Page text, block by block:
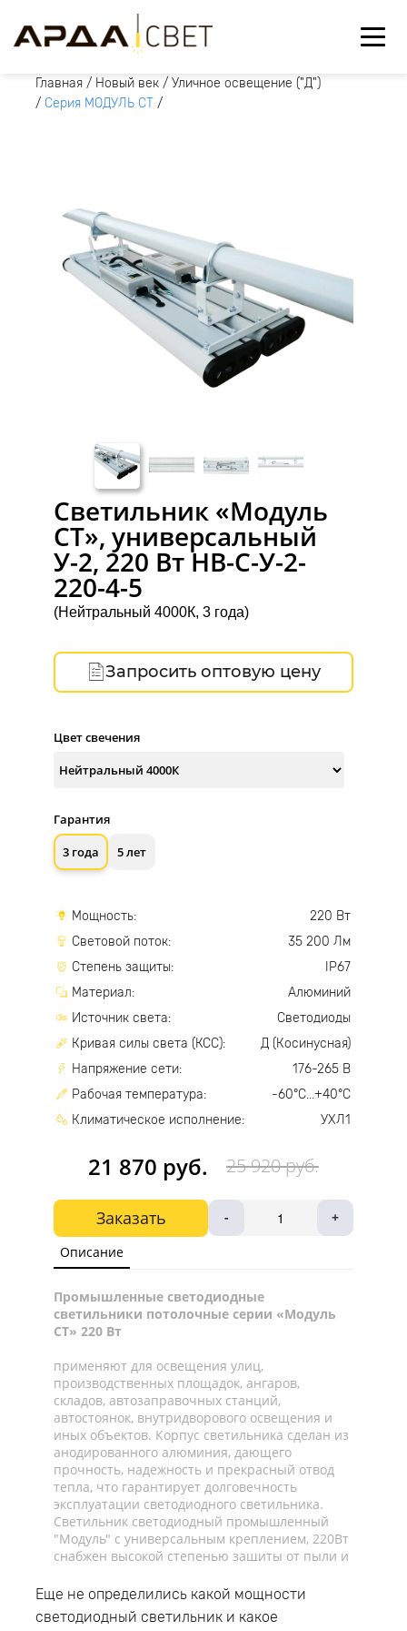
Главная / Новый век / Уличное освещение ("Д")
/ Серия МОДУЛЬ СТ /
Светильник «Модуль
СТ», универсальный
У-2, 220 Вт НВ-C-У-2-
220-4-5
(Нейтральный 4000К, 3 года)
21 870 руб. 25 920 руб.
Заказать - +
Запросить оптовую цену
Цвет свечения
Гарантия
3 года
5 лет
Мощность:
220 Вт
Световой поток:
35 200 Лм
Степень защиты:
IP67
Материал:
Алюминий
Источник света:
Светодиоды
Кривая силы света (КСС):
Д (Косинусная)
Напряжение сети:
176-265 В
Рабочая температура:
-60°С...+40°С
Климатическое исполнение:
УХЛ1
Описание
Промышленные светодиодные
светильники потолочные серии «Модуль
СТ» 220 Вт
применяют для освещения улиц,
производственных площадок, ангаров,
складов, автозаправочных станций,
автостоянок, внутридворового освещения и
иных объектов. Корпус светильника сделан из
анодированного алюминия, дающего
прочность, надежность и прекрасный отвод
тепла, что гарантирует долговечность
эксплуатации светодиодного светильника.
Светильник светодиодный промышленный
"Модуль" с универсальным креплением, 220Вт
снабжен высокой степенью защиты от пыли и
диапазоном возможных температур
окружающей среды от -45°C вплоть до +45°C,
что позволяет эксплуатировать Светильник
Еще не определились какой мощности
светодиодный светильник и какое